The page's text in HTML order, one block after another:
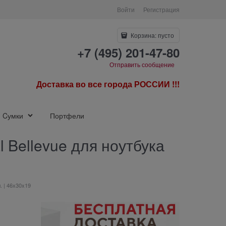
Войти Регистрация
Корзина: пусто
+7 (495) 201-47-80
Отправить сообщение
Доставка во все города РОССИИ !!!
Cумки Портфели
для ноутбука
| 46х30x19